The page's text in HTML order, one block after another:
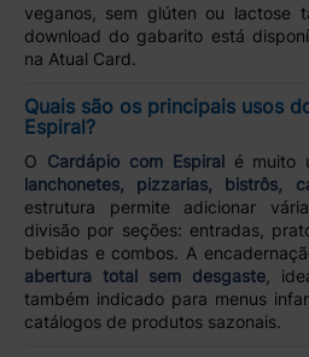
veganos, sem glúten ou lactose
download do gabarito está
na Atual Card.
Quais são os principais usos
Espiral?
O Cardápio com Espiralé muito
lanchonetes, pizzarias, bistrôs,
estrutura permite adicionar
divisão por seções: entradas,
bebidas e combos. A
abertura total sem desgaste,
também indicado para menus
catálogos de produtos sazonais.